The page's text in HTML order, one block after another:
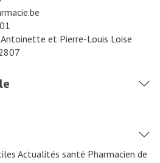
Antoinette et Pierre-Louis Loise
Actualités santé Pharmacien de